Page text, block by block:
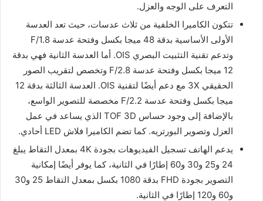
التعرف على الوجه والعزل.
تتكون الكاميرا الخلفية من ثلاث عدسات، حيث تعد العدسة
الأولى الأساسية بدقة 48 ميجا بكسل وفتحة عدسة F/1.8
وتدعم تقنية التثبيت البصري OIS. أما العدسة الثانية فهي بدقة
12 ميجا بكسل وفتحة عدسة F/2.8 وتخصص لتقريب الصور
الحقيقي 3X مع دعم أيضًا لتقنية OIS. العدسة الثالثة بدقة 12
ميجا بكسل وفتحة عدسة F/2.2 مخصصة للتصوير الواسع،
بالإضافة إلى وجود حساس TOF 3D الذي يساعد في عمل
العزل وتصوير البورتريه. كما تضم الكاميرا فلاش LED أحادي.
يدعم الهاتف تسجيل الفيديوهات بجودة 4K بمعدل التقاط يبلغ
24 و25 و30 و60 إطارًا في الثانية، كما يوفر أيضًا إمكانية
التصوير بجودة FHD بدقة 1080 بكسل بمعدل التقاط 25 و30
و60 و120 إطارًا في الثانية.